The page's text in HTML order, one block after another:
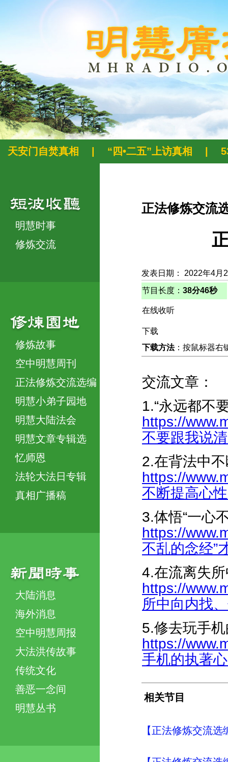
天安门自焚真相 “四•二五”上访真相
明慧时事
修炼交流
修炼故事
空中明慧周刊
正法修炼交流选编
明慧小弟子园地
明慧大陆法会
明慧文章专辑选
忆师恩
法轮大法日专辑
真相广播稿
大陆消息
海外消息
空中明慧周报
大法洪传故事
传统文化
善恶一念间
明慧丛书
正法修炼交流
发表日期： 2022年4月
节目长度： 38分46秒
在线收听
下载
下载方法：按鼠标器右
交流文章：
1.“永远都不
https://
不要跟我说
2.在背法中
https://
不断提高心
3.体悟“一心
https://
不乱的念经”
4.在流离失
https://
所中向内找
5.修去玩手
https://
手机的执著
相关节目
【正法修炼交流